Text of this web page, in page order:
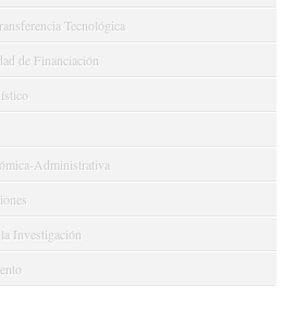
Tecnológica
de Financiación
Administrativa
Investigación